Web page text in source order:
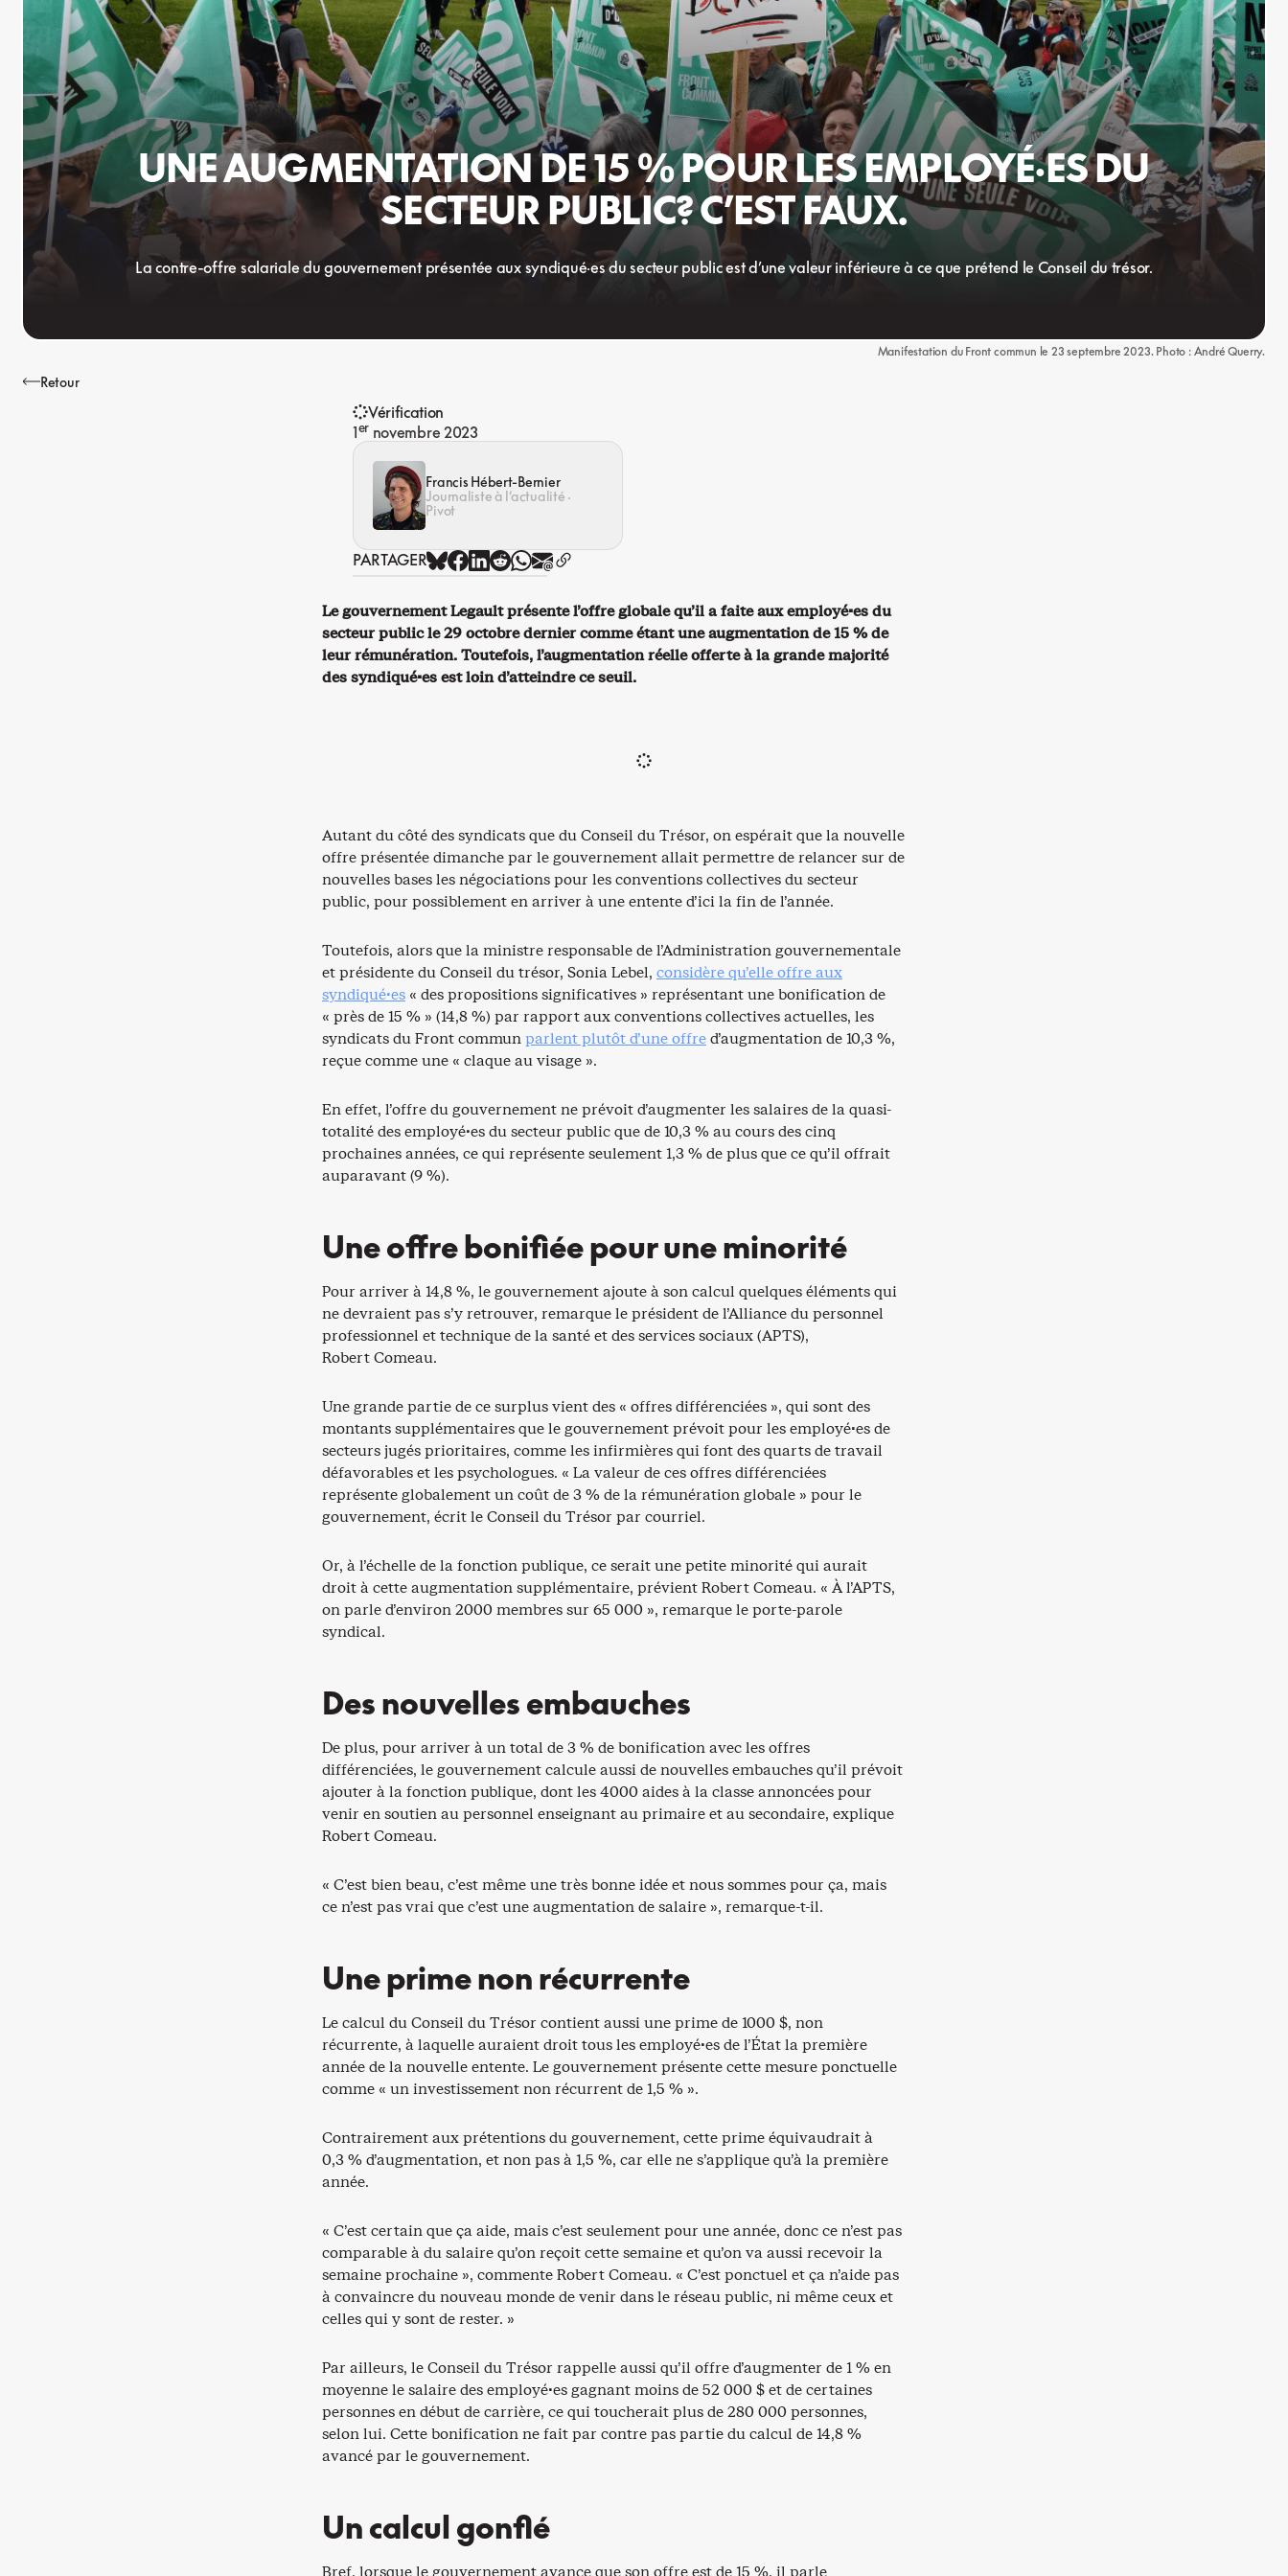
UNE AUGMENTATION DE 15 % POUR LES EMPLOYÉ·ES DU
SECTEUR PUBLIC? C’EST FAUX.
La contre-offre salariale du gouvernement présentée aux syndiqué·es du secteur public est d’une valeur inférieure à ce que prétend le Conseil du trésor.
Manifestation du Front commun le 23 septembre 2023. Photo : André Querry.
Retour
Vérification
1er novembre 2023
Francis Hébert-Bernier
Journaliste à l’actualité ·
Pivot
PARTAGER
Le gouvernement Legault présente l’offre globale qu’il a faite aux employé·es du
secteur public le 29 octobre dernier comme étant une augmentation de 15 % de
leur rémunération. Toutefois, l’augmentation réelle offerte à la grande majorité
des syndiqué·es est loin d’atteindre ce seuil.
Autant du côté des syndicats que du Conseil du Trésor, on espérait que la nouvelle
offre présentée dimanche par le gouvernement allait permettre de relancer sur de
nouvelles bases les négociations pour les conventions collectives du secteur
public, pour possiblement en arriver à une entente d’ici la fin de l’année.
Toutefois, alors que la ministre responsable de l’Administration gouvernementale
et présidente du Conseil du trésor, Sonia Lebel, considère qu’elle offre aux
syndiqué·es « des propositions significatives » représentant une bonification de
« près de 15 % » (14,8 %) par rapport aux conventions collectives actuelles, les
syndicats du Front communparlent plutôt d’une offred’augmentation de 10,3 %,
reçue comme une « claque au visage ».
En effet, l’offre du gouvernement ne prévoit d’augmenter les salaires de la quasi-
totalité des employé·es du secteur public que de 10,3 % au cours des cinq
prochaines années, ce qui représente seulement 1,3 % de plus que ce qu’il offrait
auparavant (9 %).
Une offre bonifiée pour une minorité
Pour arriver à 14,8 %, le gouvernement ajoute à son calcul quelques éléments qui
ne devraient pas s’y retrouver, remarque le président de l’Alliance du personnel
professionnel et technique de la santé et des services sociaux (APTS),
Robert Comeau.
Une grande partie de ce surplus vient des « offres différenciées », qui sont des
montants supplémentaires que le gouvernement prévoit pour les employé·es de
secteurs jugés prioritaires, comme les infirmières qui font des quarts de travail
défavorables et les psychologues. « La valeur de ces offres différenciées
représente globalement un coût de 3 % de la rémunération globale » pour le
gouvernement, écrit le Conseil du Trésor par courriel.
Or, à l’échelle de la fonction publique, ce serait une petite minorité qui aurait
droit à cette augmentation supplémentaire, prévient Robert Comeau. « À l’APTS,
on parle d’environ 2000 membres sur 65 000 », remarque le porte-parole
syndical.
Des nouvelles embauches
De plus, pour arriver à un total de 3 % de bonification avec les offres
différenciées, le gouvernement calcule aussi de nouvelles embauches qu’il prévoit
ajouter à la fonction publique, dont les 4000 aides à la classe annoncées pour
venir en soutien au personnel enseignant au primaire et au secondaire, explique
Robert Comeau.
« C’est bien beau, c’est même une très bonne idée et nous sommes pour ça, mais
ce n’est pas vrai que c’est une augmentation de salaire », remarque-t-il.
Une prime non récurrente
Le calcul du Conseil du Trésor contient aussi une prime de 1000 $, non
récurrente, à laquelle auraient droit tous les employé·es de l’État la première
année de la nouvelle entente. Le gouvernement présente cette mesure ponctuelle
comme « un investissement non récurrent de 1,5 % ».
Contrairement aux prétentions du gouvernement, cette prime équivaudrait à
0,3 % d’augmentation, et non pas à 1,5 %, car elle ne s’applique qu’à la première
année.
« C’est certain que ça aide, mais c’est seulement pour une année, donc ce n’est pas
comparable à du salaire qu’on reçoit cette semaine et qu’on va aussi recevoir la
semaine prochaine », commente Robert Comeau. « C’est ponctuel et ça n’aide pas
à convaincre du nouveau monde de venir dans le réseau public, ni même ceux et
celles qui y sont de rester. »
Par ailleurs, le Conseil du Trésor rappelle aussi qu’il offre d’augmenter de 1 % en
moyenne le salaire des employé·es gagnant moins de 52 000 $ et de certaines
personnes en début de carrière, ce qui toucherait plus de 280 000 personnes,
selon lui. Cette bonification ne fait par contre pas partie du calcul de 14,8 %
avancé par le gouvernement.
Un calcul gonflé